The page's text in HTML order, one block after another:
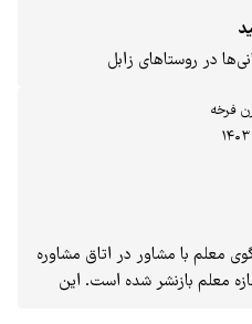
در روستاهای زابل
فرخه
معلم با مشاور در اتاق مشاوره
معلم بازنشر شده است. این